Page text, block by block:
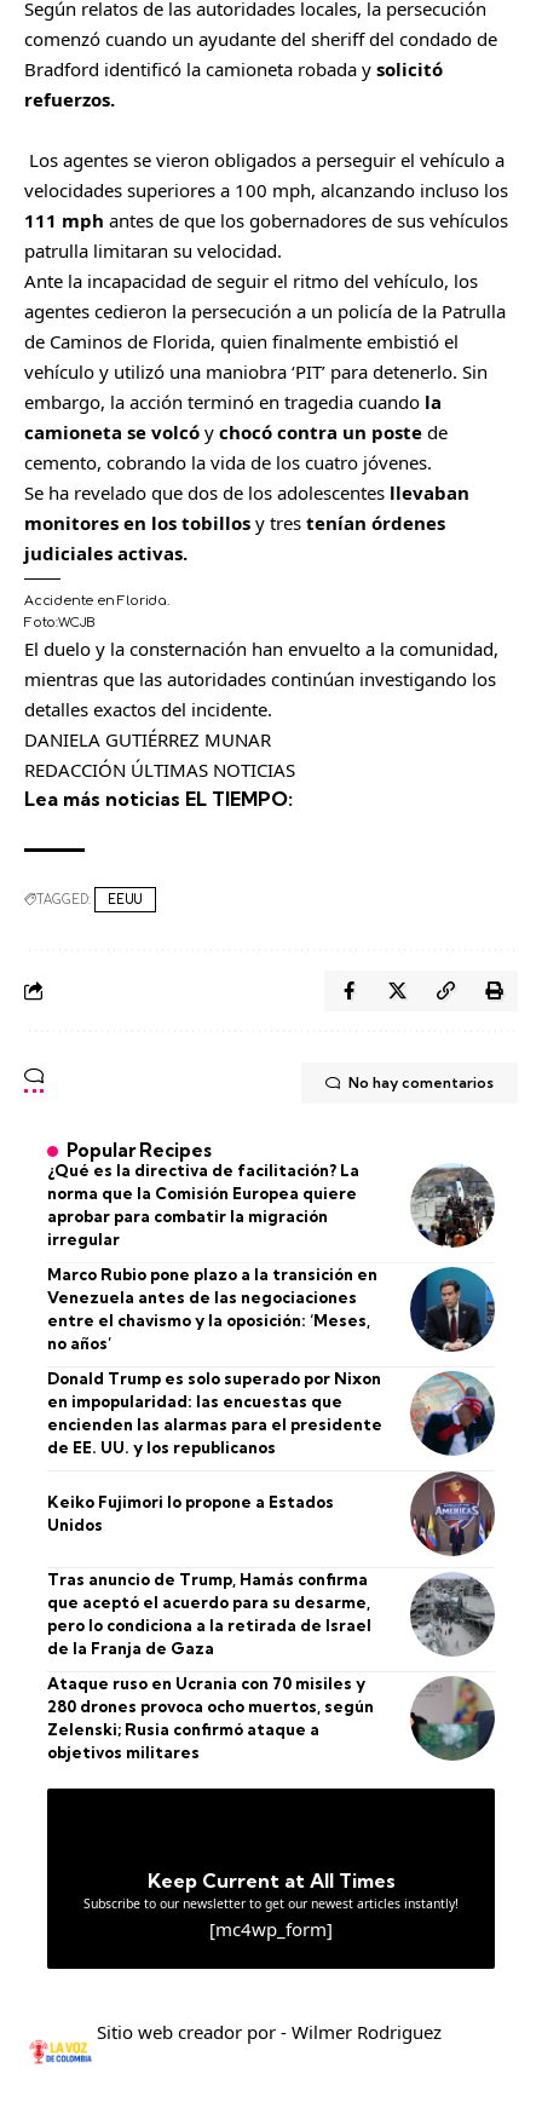
i
r
Según relatos de las autoridades locales, la persecución
comenzó cuando un ayudante del sheriff del condado de
Bradford identificó la camioneta robada y solicitó
refuerzos.
Los agentes se vieron obligados a perseguir el vehículo a
velocidades superiores a 100 mph, alcanzando incluso los
111 mph antes de que los gobernadores de sus vehículos
patrulla limitaran su velocidad.
Ante la incapacidad de seguir el ritmo del vehículo, los
agentes cedieron la persecución a un policía de la Patrulla
de Caminos de Florida, quien finalmente embistió el
vehículo y utilizó una maniobra ‘PIT’ para detenerlo. Sin
embargo, la acción terminó en tragedia cuando la
camioneta se volcó y chocó contra un poste de
cemento, cobrando la vida de los cuatro jóvenes.
Se ha revelado que dos de los adolescentes llevaban
monitores en los tobillos y tres tenían órdenes
judiciales activas.
Accidente en Florida.
Foto:WCJB
C
o
m
p
a
r
i
r
El duelo y la consternación han envuelto a la comunidad,
mientras que las autoridades continúan investigando los
detalles exactos del incidente.
DANIELA GUTIÉRREZ MUNAR
​REDACCIÓN ÚLTIMAS NOTICIAS
Lea más noticias EL TIEMPO:
TAGGED: EEUU
No hay comentarios
Popular Recipes
¿Qué es la directiva de facilitación? La
norma que la Comisión Europea quiere
aprobar para combatir la migración
irregular
Marco Rubio pone plazo a la transición en
Venezuela antes de las negociaciones
entre el chavismo y la oposición: ‘Meses,
no años’
Donald Trump es solo superado por Nixon
en impopularidad: las encuestas que
encienden las alarmas para el presidente
de EE. UU. y los republicanos
Keiko Fujimori lo propone a Estados
Unidos
Tras anuncio de Trump, Hamás confirma
que aceptó el acuerdo para su desarme,
pero lo condiciona a la retirada de Israel
de la Franja de Gaza
Ataque ruso en Ucrania con 70 misiles y
280 drones provoca ocho muertos, según
Zelenski; Rusia confirmó ataque a
objetivos militares
Keep Current at All Times
Subscribe to our newsletter to get our newest articles instantly!
[mc4wp_form]
Sitio web creador por - Wilmer Rodriguez